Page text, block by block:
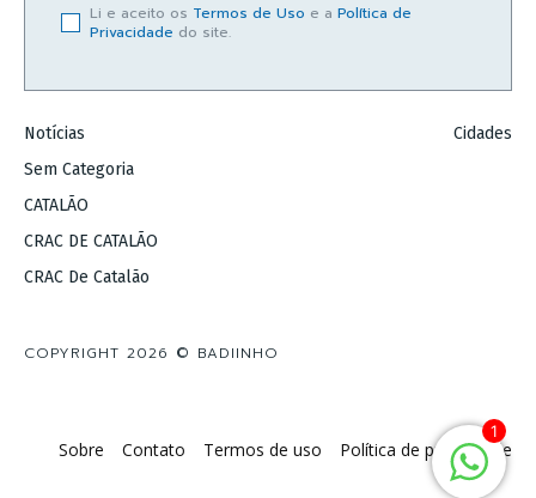
Li e aceito os Termos de Uso e a Política de
Privacidade do site.
Notícias
Sem Categoria
CATALÃO
CRAC DE CATALÃO
CRAC De Catalão
Cidades
COPYRIGHT 2026 © BADIINHO
Sobre Contato Termos de uso Política de privacidade
1